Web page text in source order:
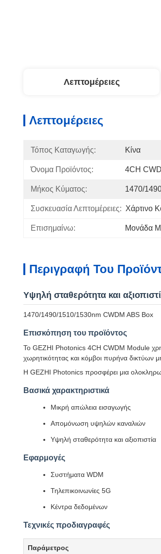
Λεπτομέρειες
Λεπτομέρειες
Τόπος Καταγωγής: Κίνα
Όνομα Προϊόντος: 4CH
Μήκος Κύματος: 1470/
Συσκευασία Λεπτομέρειες: Χάρτινο
Επισημαίνω: Μονάδα
Περιγραφή Του
Υψηλή σταθερότητα και
1470/1490/1510/1530nm CWDM ABS Box
Επισκόπηση του προϊόντος
Το GEZHI Photonics 4CH CWDM Module
χωρητικότητας και κόμβοι πυρήνα δικτύων
Η GEZHI Photonics προσφέρει μια
Βασικά χαρακτηριστικά
Μικρή απώλεια εισαγωγής
Απομόνωση υψηλών καναλιών
Υψηλή σταθερότητα και αξιοπιστία
Εφαρμογές
Συστήματα WDM
Τηλεπικοινωνίες 5G
Κέντρα δεδομένων
Τεχνικές προδιαγραφές
Παράμετρος